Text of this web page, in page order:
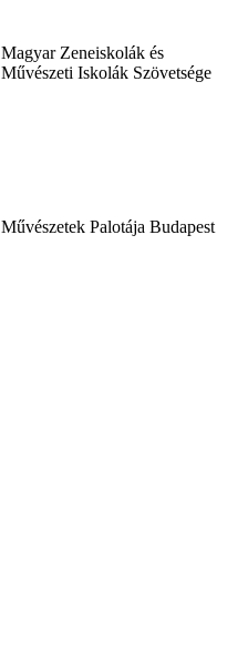
Magyar Zeneiskolák és
Művészeti Iskolák Szövetsége
Művészetek Palotája Budapest